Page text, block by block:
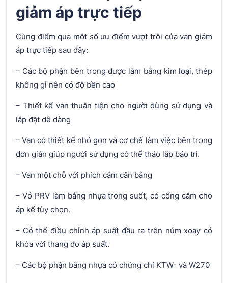
giảm áp trực tiếp
Cùng điểm qua một số ưu điểm vượt trội của van giảm
áp trực tiếp sau đây:
– Các bộ phận bên trong được làm bằng kim loại, thép
không gỉ nên có độ bền cao
– Thiết kế van thuận tiện cho người dùng sử dụng và
lắp đặt dễ dàng
– Van có thiết kế nhỏ gọn và cơ chế làm việc bên trong
đơn giản giúp người sử dụng có thể tháo lắp bảo trì.
– Van một chỗ với phích cắm cân bằng
– Vỏ PRV làm bằng nhựa trong suốt, có cổng cắm cho
áp kế tùy chọn.
– Có thể điều chỉnh áp suất đầu ra trên núm xoay có
khóa với thang đo áp suất.
– Các bộ phận bằng nhựa có chứng chỉ KTW- và W270